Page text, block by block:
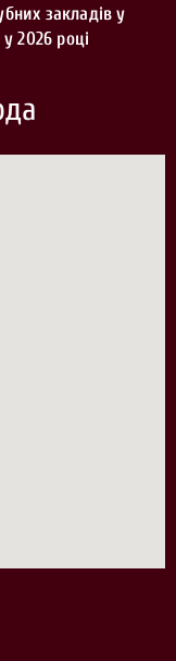
закладів у
у 2026 році